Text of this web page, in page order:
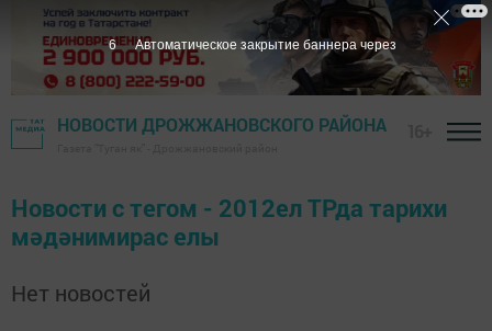
НОВОСТИ ДРОЖЖАНОВСКОГО РАЙОНА
Новости с тегом - 2012ел ТРда тарихи
мәдәнимирас елы
Нет новостей
6 Автоматическое закрытие баннера через